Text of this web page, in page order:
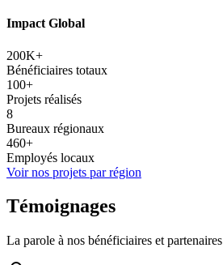
Impact Global
200K+
Bénéficiaires totaux
100+
Projets réalisés
8
Bureaux régionaux
460+
Employés locaux
Voir nos projets par région
Témoignages
La parole à nos bénéficiaires et partenaires